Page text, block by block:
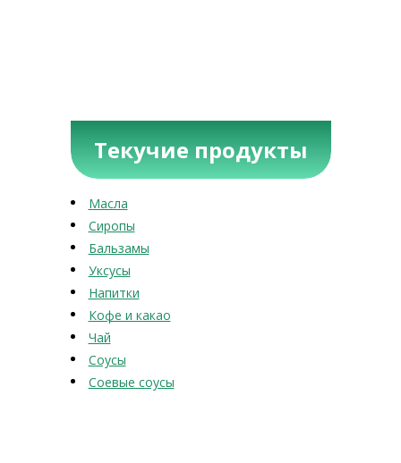
Текучие продукты
Масла
Сиропы
Бальзамы
Уксусы
Напитки
Кофе и какао
Чай
Соусы
Соевые соусы